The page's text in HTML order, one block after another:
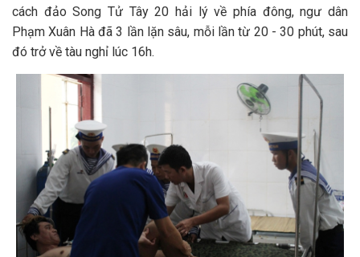
cách đảo Song Tử Tây 20 hải lý về phía đông, ngư dân
Phạm Xuân Hà đã 3 lần lặn sâu, mỗi lần từ 20 - 30 phút, sau
đó trở về tàu nghỉ lúc 16h.